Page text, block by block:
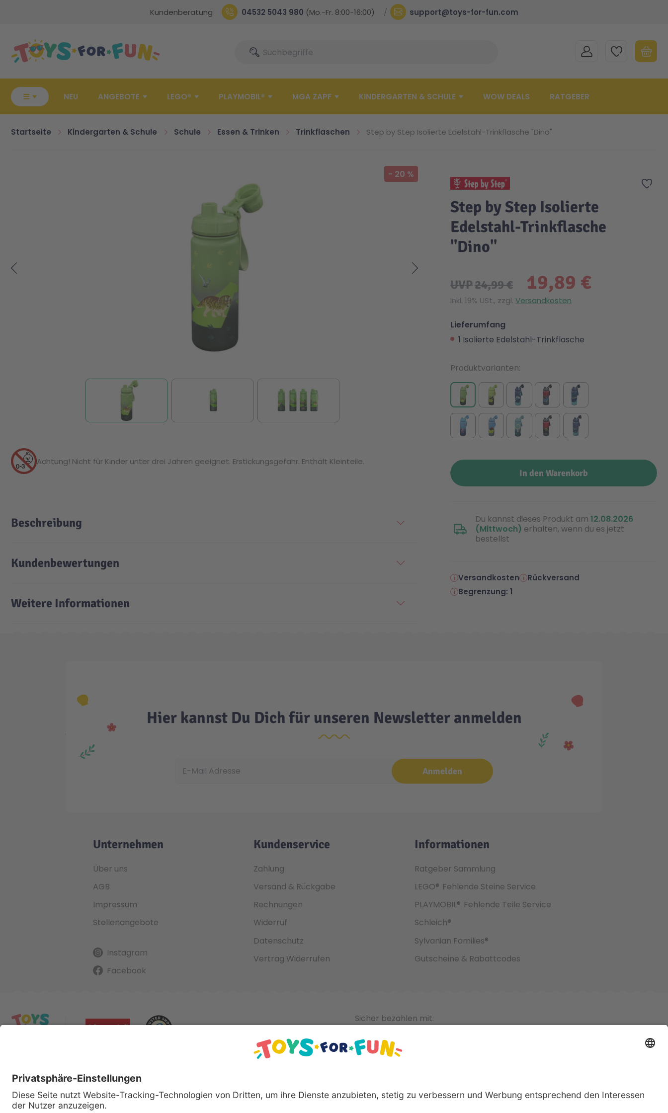
Kundenberatung 04532 5043 980 (Mo.-Fr. 8:00-16:00) support@toys-for-fun.com
SucheSuche MEIN KONTOMEINE WUNSCHLISTE
☰ NEU ANGEBOTE LEGO® PLAYMOBIL® MGA ZAPF KINDERGARTEN & SCHULE WOW DEALS RATGEBER
Startseite Kindergarten & Schule Schule Essen & Trinken Trinkflaschen Step by Step Isolierte Edelstahl-Trinkflasche "Dino"
- 20 %
Zur
Step by Step Isolierte
Edelstahl-Trinkflasche
"Dino"
19,89 €
UVP24,99 €
Inkl. 19% USt., zzgl. Versandkosten
Lieferumfang
1 Isolierte Edelstahl-Trinkflasche
In den Warenkorb
Du kannst dieses Produkt am 12.08.2026
(Mittwoch) erhalten, wenn du es jetzt
bestellst
Produktvarianten
Versandkosten
Rückversand
Begrenzung: 1
Achtung! Nicht für Kinder unter drei Jahren geeignet. Erstickungsgefahr. Enthält Kleinteile.
Beschreibung
Kundenbewertungen
Weitere Informationen
Hier kannst Du Dich für unseren Newsletter anmelden
Anmelden
Unternehmen
Über uns
AGB
Impressum
Stellenangebote
Instagram
Facebook
Kundenservice
Zahlung
Versand & Rückgabe
Rechnungen
Widerruf
Datenschutz
Vertrag Widerrufen
Informationen
Ratgeber Sammlung
LEGO® Fehlende Steine Service
PLAYMOBIL® Fehlende Teile Service
Schleich®
Sylvanian Families®
Gutscheine & Rabattcodes
Sicher bezahlen mit: